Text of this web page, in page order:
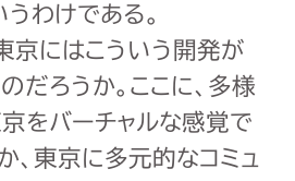
うわけである。
京にはこういう開発が
だろうか。ここに、多様
をバーチャルな感覚で
、東京に多元的なコミュ